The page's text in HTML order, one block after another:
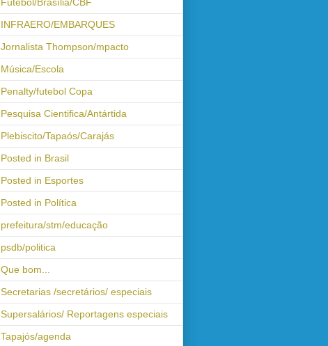
INFRAERO/EMBARQUES
Jornalista Thompson/mpacto
Música/Escola
Penalty/futebol Copa
Pesquisa Cientifica/Antártida
Plebiscito/Tapaós/Carajás
Posted in Brasil
Posted in Esportes
Posted in Política
prefeitura/stm/educação
psdb/politica
Que bom...
Secretarias /secretários/ especiais
Supersalários/ Reportagens especiais
Tapajós/agenda